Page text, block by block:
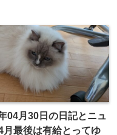
04月30日の日記とニュ
月最後は有給とってゆ